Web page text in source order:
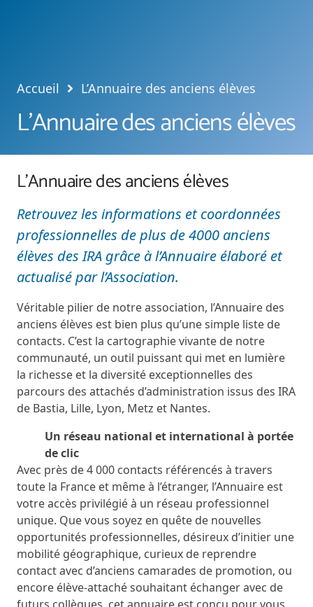
Accueil L’Annuaire des anciens élèves
L’Annuaire des anciens élèves
L’Annuaire des anciens élèves
Retrouvez les informations etcoordonnées
professionnelles de plus de 4000 anciens
élèves des IRA grâce à l’Annuaire élaboré et
actualisé par l’Association.
Véritable pilier de notre association, l’Annuaire des
anciens élèves est bien plus qu’une simple liste de
contacts. C’est la cartographie vivante de notre
communauté, un outil puissant qui met en lumière
la richesse et la diversité exceptionnelles des
parcours des attachés d’administration issus des IRA
de Bastia, Lille, Lyon, Metz et Nantes.
Un réseau national et international à portée
de clic
Avec près de 4 000 contacts référencés à travers
toute la France et même à l’étranger, l’Annuaire est
votre accès privilégié à un réseau professionnel
unique. Que vous soyez en quête de nouvelles
opportunités professionnelles, désireux d’initier une
mobilité géographique, curieux de reprendre
contact avec d’anciens camarades de promotion, ou
encore élève-attaché souhaitant échanger avec de